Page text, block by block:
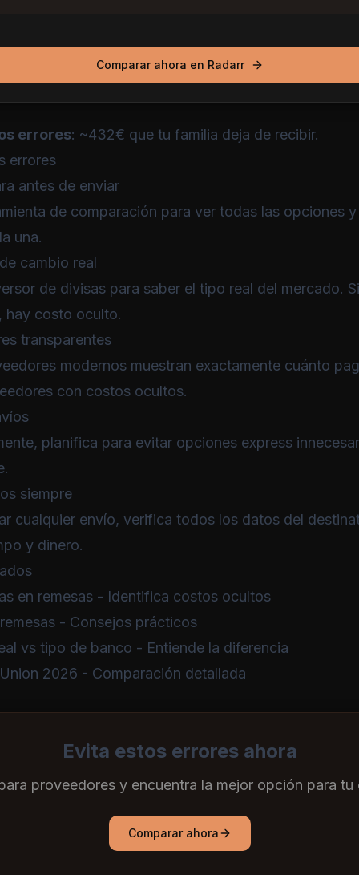
Comparar ahora en Radarr
errores: ~432€ que tu familia deja de recibir.
errores
antes de enviar
de comparación para ver todas las opciones
una.
cambio real
de divisas para saber el tipo real del mercado.
hay costo oculto.
transparentes
modernos muestran exactamente cuánto
con costos ocultos.
planifica para evitar opciones express
siempre
cualquier envío, verifica todos los datos del
y dinero.
en remesas - Identifica costos ocultos
- Consejos prácticos
vs tipo de banco - Entiende la diferencia
2026 - Comparación detallada
Evita estos errores ahora
proveedores y encuentra la mejor opción para tu
Comparar ahora